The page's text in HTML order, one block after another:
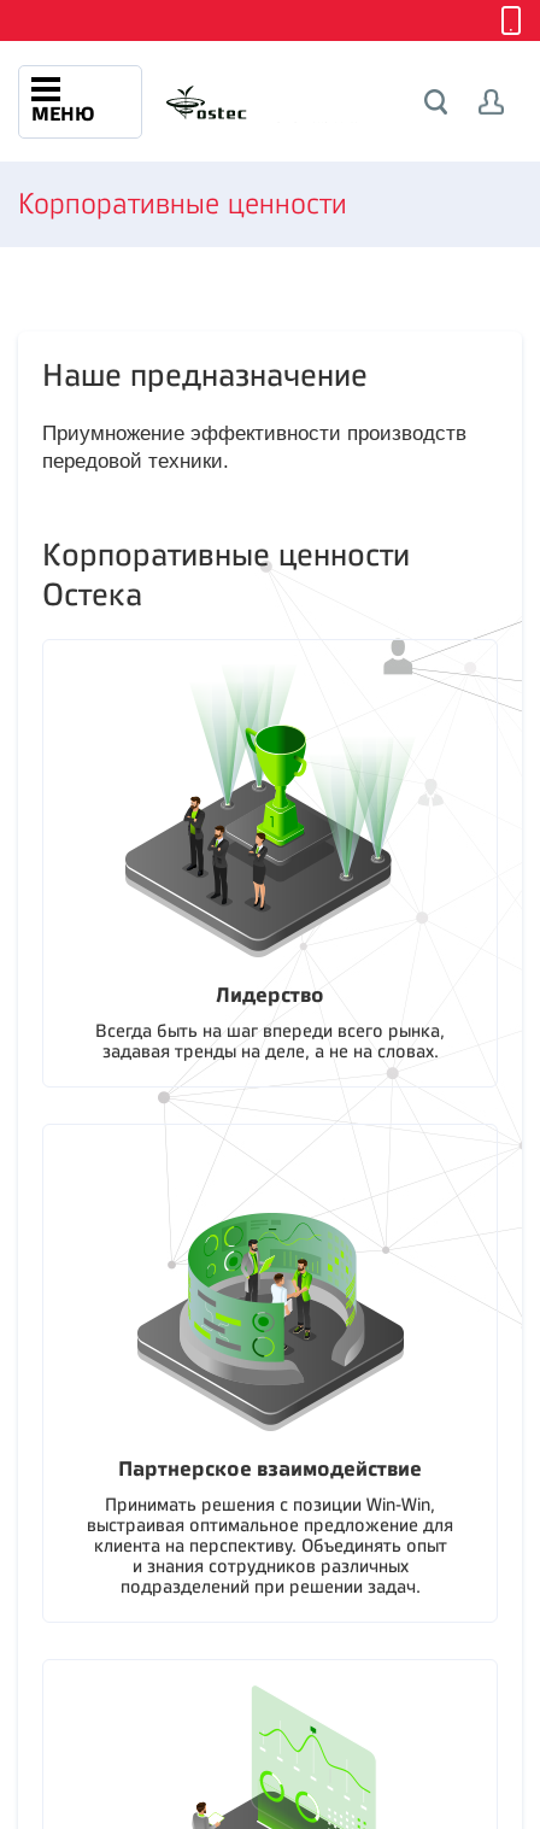
МЕНЮ
Корпоративные ценности
Наше предназначение
Приумножение эффективности производств
передовой техники.
Корпоративные ценности
Остека
Лидерство
Всегда быть на шаг впереди всего рынка,
задавая тренды на деле, а не на словах.
Партнерское взаимодействие
Принимать решения с позиции Win-Win,
выстраивая оптимальное предложение для
клиента на перспективу. Объединять опыт
и знания сотрудников различных
подразделений при решении задач.